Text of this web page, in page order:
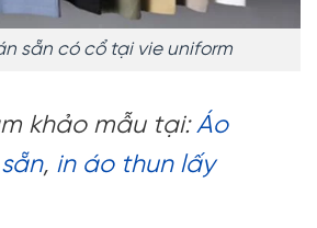
sẵn có cổ tại vie uniform
khảo mẫu tại:Áo
, in áo thun lấy